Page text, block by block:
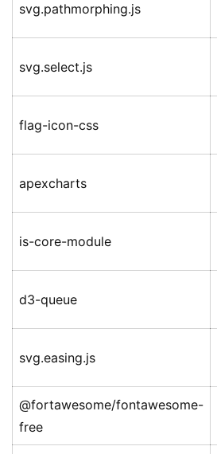
svg.pathmorphing.js
svg.select.js
flag-icon-css
apexcharts
is-core-module
d3-queue
svg.easing.js
@fortawesome/fontawesome-
free